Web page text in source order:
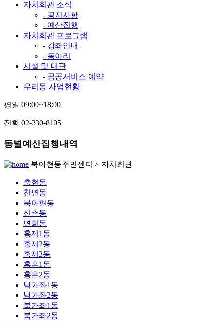
자치회관 소식
- 공지사항
- 예산집행
자치회관 프로그램
- 강좌안내
- 동아리
시설 및 대관
- 공공서비스 예약
우리동 사업현황
평일 09:00~18:00
전화 02-330-8105
동별예산집행내역
북아현동주민센터 > 자치회관
충현동
천연동
북아현동
신촌동
연희동
홍제1동
홍제2동
홍제3동
홍은1동
홍은2동
남가좌1동
남가좌2동
북가좌1동
북가좌2동